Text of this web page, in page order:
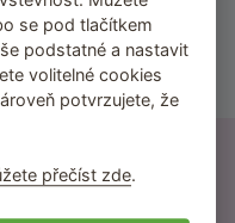
se pod tlačítkem
podstatné a nastavit
volitelné cookies
potvrzujete, že
přečíst zde.